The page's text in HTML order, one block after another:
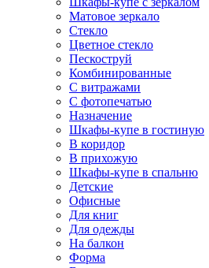
Матовое зеркало
Стекло
Цветное стекло
Пескоструй
Комбинированные
С витражами
С фотопечатью
Назначение
Шкафы-купе в гостиную
В коридор
В прихожую
Шкафы-купе в спальню
Детские
Офисные
Для книг
Для одежды
На балкон
Форма